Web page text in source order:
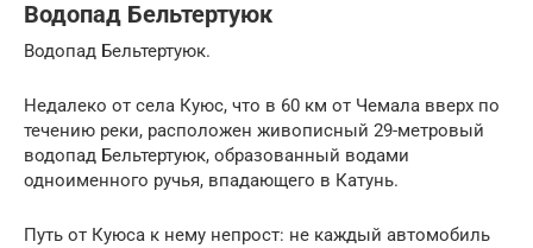
Водопад Бельтертуюк
Водопад Бельтертуюк.
Недалеко от села Куюс, что в 60 км от Чемала вверх по
течению реки, расположен живописный 29-метровый
водопад Бельтертуюк, образованный водами
одноименного ручья, впадающего в Катунь.
Путь от Куюса к нему непрост: не каждый автомобиль